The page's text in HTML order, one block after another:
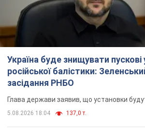
У липні армія РФ втратила
БпЛА, човнів і катерів: в
оприлюднили статистику
Минулого місяця також зросли втрати РФ
та кількість уражень на великій відстані
10 часов назад 5,0 т.
"Потрібні швидкі та
Корецький пообіцяв надати